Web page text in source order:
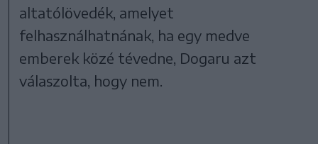
altatólövedék, amelyet
felhasználhatnának, ha egy medve
emberek közé tévedne, Dogaru azt
válaszolta, hogy nem.